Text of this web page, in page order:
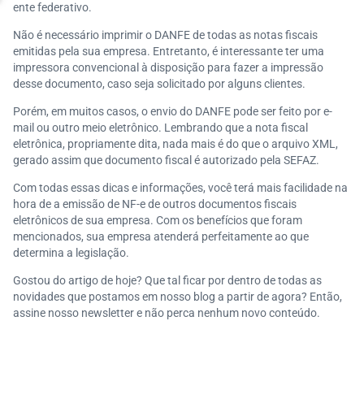
ente federativo.
Não é necessário imprimir o DANFE de todas as notas fiscais
emitidas pela sua empresa. Entretanto, é interessante ter uma
impressora convencional à disposição para fazer a impressão
desse documento, caso seja solicitado por alguns clientes.
Porém, em muitos casos, o envio do DANFE pode ser feito por e-
mail ou outro meio eletrônico. Lembrando que a nota fiscal
eletrônica, propriamente dita, nada mais é do que o arquivo XML,
gerado assim que documento fiscal é autorizado pela SEFAZ.
Com todas essas dicas e informações, você terá mais facilidade na
hora de a emissão de NF-e de outros documentos fiscais
eletrônicos de sua empresa. Com os benefícios que foram
mencionados, sua empresa atenderá perfeitamente ao que
determina a legislação.
Gostou do artigo de hoje? Que tal ficar por dentro de todas as
novidades que postamos em nosso blog a partir de agora? Então,
assine nosso newsletter e não perca nenhum novo conteúdo.